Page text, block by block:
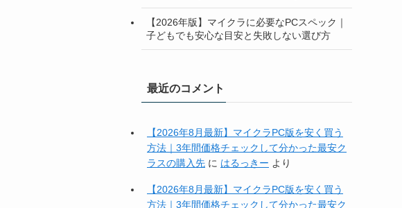
【2026年版】マイクラに必要なPCスペック｜
子どもでも安心な目安と失敗しない選び方
最近のコメント
【2026年8月最新】マイクラPC版を安く買う
方法｜3年間価格チェックして分かった最安ク
ラスの購入先 に はるっきー より
【2026年8月最新】マイクラPC版を安く買う
方法｜3年間価格チェックして分かった最安ク